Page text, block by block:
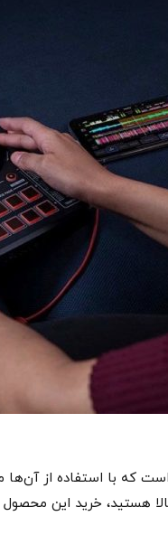
که با استفاده از
هستید، خرید این محصول